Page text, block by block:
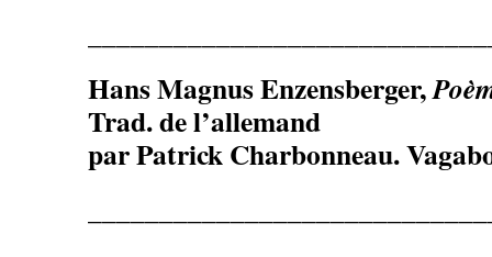
Hans Magnus Enzensberger,
Trad. de l’allemand
par Patrick Charbonneau.